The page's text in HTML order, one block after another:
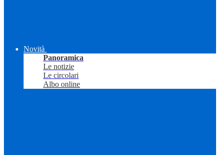
Novità
Panoramica
Le notizie
Le circolari
Albo online